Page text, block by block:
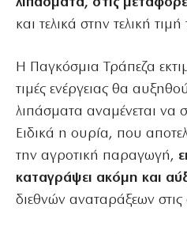
και τελικά στην τελική
Η Παγκόσμια Τράπεζα
τιμές ενέργειας θα
λιπάσματα αναμένεται να
Ειδικά η ουρία, που
την αγροτική παραγωγή,
καταγράψει ακόμη και
διεθνών αναταράξεων